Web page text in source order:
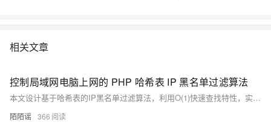
相关文章
控制局域网电脑上网的 PHP 哈希表 IP 黑名单过滤算法
本文设计基于哈希表的IP黑名单过滤算法，利用O(1)快速查找特性，实现局域网电脑上网的高效管控。通过PHP关联数组构建黑名单，支持实时拦截、动态增删与自动过期清理，适用于50-500台终端场景，显著降低网络延迟，提升管控灵活性与响应速度。
陌陌谣 366